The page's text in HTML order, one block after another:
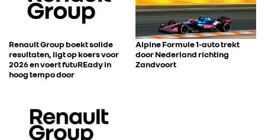
Renault Group boekt solide
resultaten, ligt op koers voor
2026 en voert futuREady in
hoog tempo door
Alpine Formule 1-auto trekt
door Nederland richting
Zandvoort